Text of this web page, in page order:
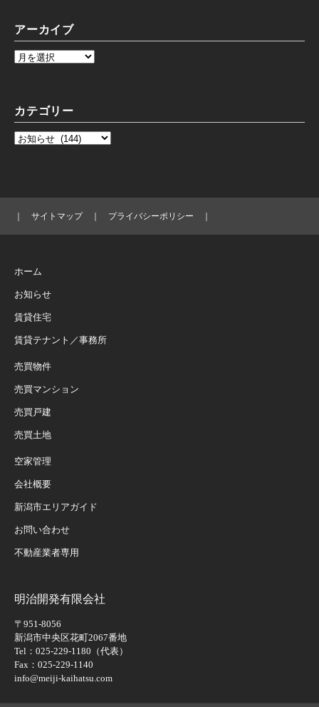
アーカイブ
カテゴリー
サイトマップ｜ プライバシーポリシー
ホーム
お知らせ
賃貸住宅
賃貸テナント／事務所
売買物件
売買マンション
売買戸建
売買土地
空家管理
会社概要
新潟市エリアガイド
お問い合わせ
不動産業者専用
明治開発有限会社
〒951-8056
新潟市中央区花町2067番地
Tel：025-229-1180（代表）
Fax：025-229-1140
info@meiji-kaihatsu.com